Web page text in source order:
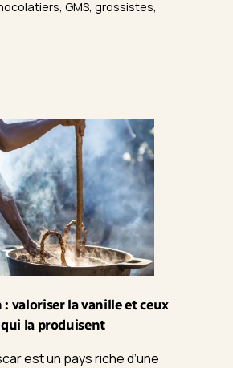
GMS, grossistes,
: valoriser la vanille et ceux
qui la produisent
est un pays riche d’une